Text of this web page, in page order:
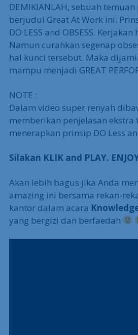
DEMIKIANLAH, sebuah
berjudul Great At Work ini.
DO LESS and OBSESS.
Namun curahkan segenap
hal kunci tersebut. Maka
mampu menjadi GREAT
NOTE :
Dalam video super renyah
memberikan penjelasan ekstra
menerapkan prinsip DO Less
Silakan KLIK and PLAY.
Akan lebih bagus jika Anda
amazing ini bersama rekan-
kantor dalam acara
yang bergizi dan berfaedah